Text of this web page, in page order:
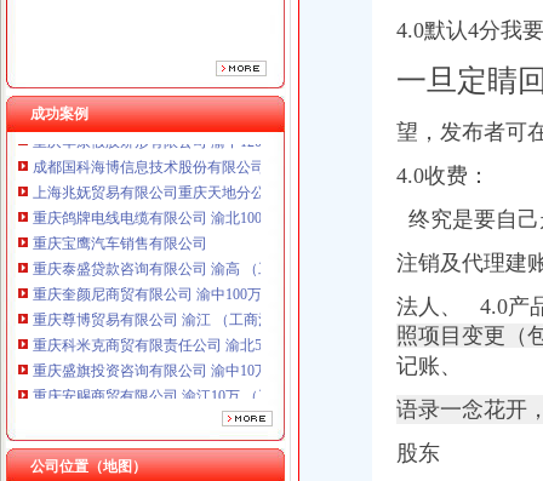
成功案例
重庆盛旗投资咨询有限公司 渝中10万 （工商注册）
重庆安赐商贸有限公司 渝江10万 （工商注册）
重庆华康假肢矫形有限公司 渝中120万 （增资）
成都国科海博信息技术股份有限公司重庆分公司 渝江 （工商注册）
上海兆妩贸易有限公司重庆天地分公司 渝中 （工商注册）
重庆鸽牌电线电缆有限公司 渝北10010万 (进出口权)
重庆宝鹰汽车销售有限公司
重庆泰盛贷款咨询有限公司 渝高 （工商注册）
重庆奎颜尼商贸有限公司 渝中100万 （工商注册）
重庆尊博贸易有限公司 渝江 （工商注册）
重庆科米克商贸有限责任公司 渝北50万 （工商注册）
重庆盛旗投资咨询有限公司 渝中10万 （工商注册）
重庆安赐商贸有限公司 渝江10万 （工商注册）
重庆华康假肢矫形有限公司 渝中120万 （增资）
成都国科海博信息技术股份有限公司重庆分公司 渝江 （工商注册）
上海兆妩贸易有限公司重庆天地分公司 渝中 （工商注册）
公司位置（地图）
4.0默认4分我
一旦定睛
望，发布者可
4.0收费：
终究是要自
注销及代理建
法人、
4.0产
照项目变更（
记账、
语录一念花开
股东